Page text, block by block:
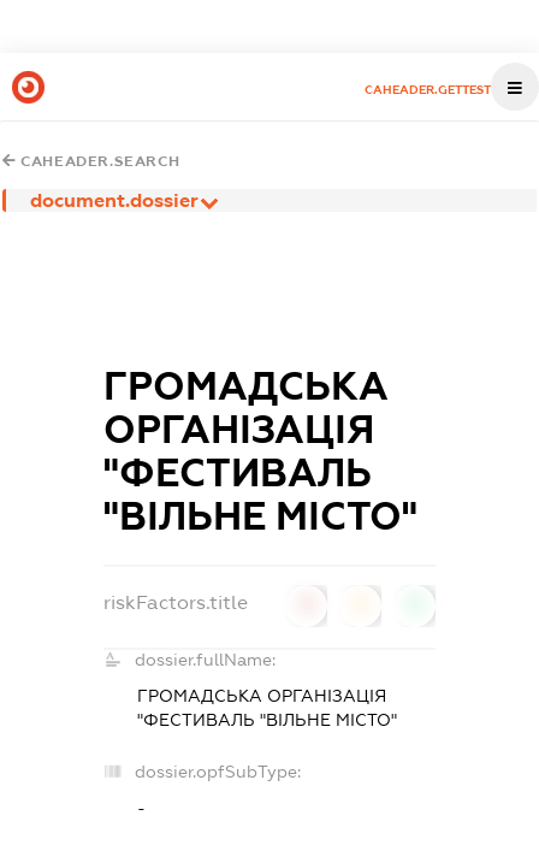
CAHEADER.GETTEST
CAHEADER.SEARCH
document.dossier
ГРОМАДСЬКА
ОРГАНІЗАЦІЯ
"ФЕСТИВАЛЬ
"ВІЛЬНЕ МІСТО"
riskFactors.title
dossier.fullName:
ГРОМАДСЬКА ОРГАНІЗАЦІЯ
"ФЕСТИВАЛЬ "ВІЛЬНЕ МІСТО"
dossier.opfSubType:
-